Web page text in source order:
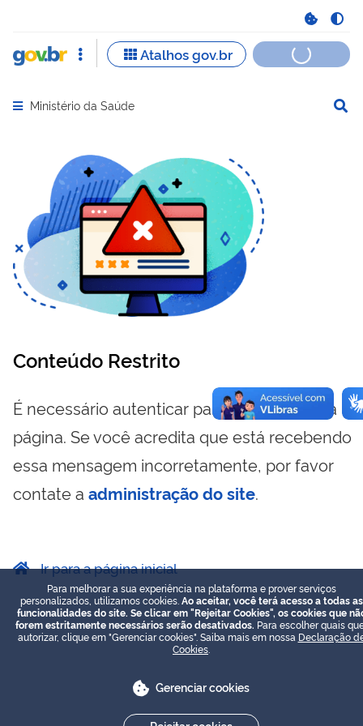
Abrir menu principal de navegação
Ministério da Saúde
Conteúdo Restrito
É necessário autenticar para visualizar essa
página. Se você acredita que está recebendo
essa mensagem incorretamente, por favor
contate a administração do site.
Ir para a página inicial
Para melhorar a sua experiência na plataforma e prover serviços
personalizados, utilizamos cookies. Ao aceitar, você terá acesso a todas as
funcionalidades do site. Se clicar em "Rejeitar Cookies", os cookies que
forem estritamente necessários serão desativados. Para escolher quais
autorizar, clique em "Gerenciar cookies". Saiba mais em nossa Declaração
Cookies
Gerenciar cookies